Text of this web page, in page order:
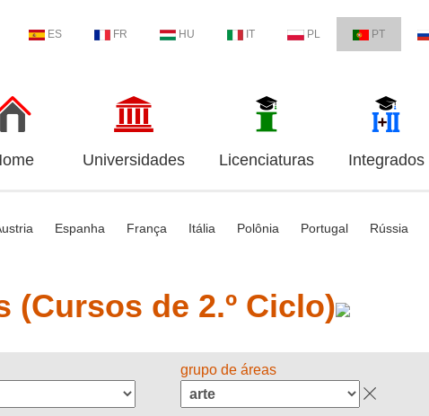
ES FR HU IT PL PT
Universidades Licenciaturas Integrados
Espanha França Itália Polônia Portugal Rússia
(Cursos de 2.º Ciclo)
grupo de áreas